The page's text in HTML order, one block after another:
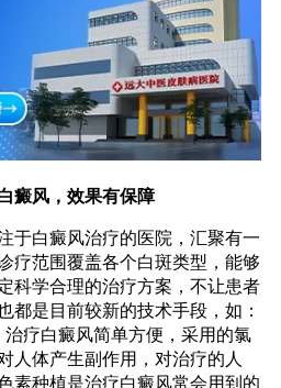
风，效果有保障
白癜风治疗的医院，汇聚有一
疗范围覆盖各个白斑类型，能够
科学合理的治疗方案，不让患者
都是目前较新的技术手段，如：
疗白癜风简单方便，采用的氯
人体产生副作用，对治疗的人
素种植是治疗白癜风常会用到的